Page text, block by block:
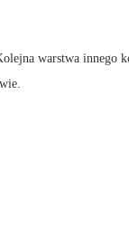
warstwa innego